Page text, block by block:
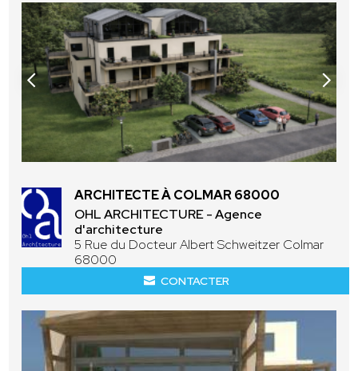
ARCHITECTE À COLMAR 68000
OHL ARCHITECTURE - Agence
d'architecture
5 Rue du Docteur Albert Schweitzer Colmar
68000
CONTACTER